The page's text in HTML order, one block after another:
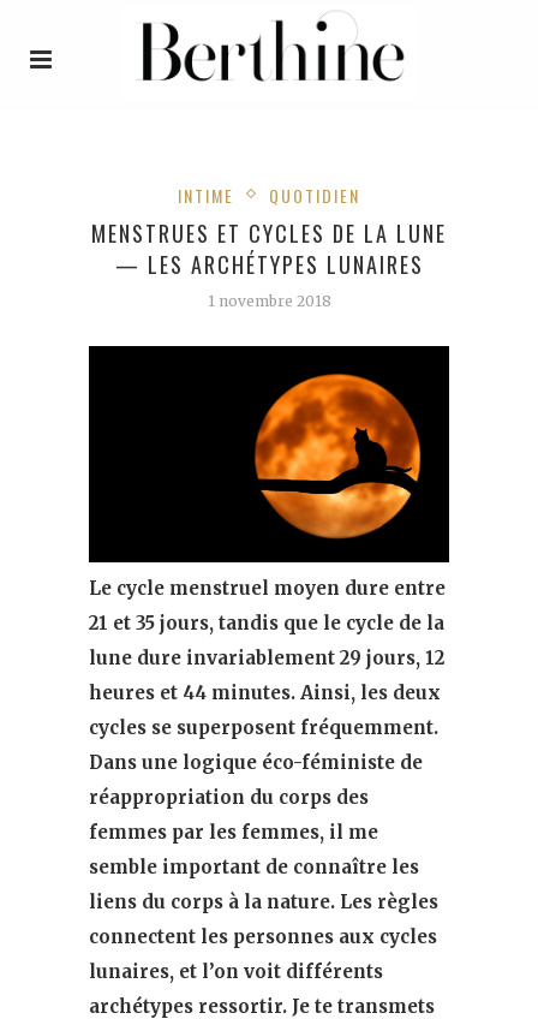
INTIME QUOTIDIEN
MENSTRUES ET CYCLES DE LA LUNE
— LES ARCHÉTYPES LUNAIRES
1 novembre 2018
Le cycle menstruel moyen dure entre
21 et 35 jours, tandis que le cycle de la
lune dure invariablement 29 jours, 12
heures et 44 minutes. Ainsi, les deux
cycles se superposent fréquemment.
Dans une logique éco-féministe de
réappropriation du corps des
femmes par les femmes, il me
semble important de connaître les
liens du corps à la nature. Les règles
connectent les personnes aux cycles
lunaires, et l’on voit différents
archétypes ressortir. Je te transmets